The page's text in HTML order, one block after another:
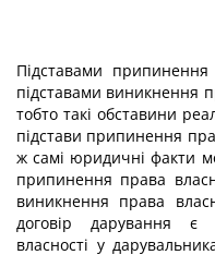
Підставами
підставами виникнення
тобто такі обставини
підстави припинення
ж самі юридичні факти
припинення права
виникнення права
договір дарування є
власності у